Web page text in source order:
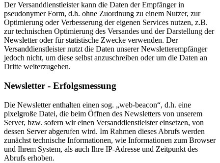
Der Versanddienstleister kann die Daten der Empfänger in
pseudonymer Form, d.h. ohne Zuordnung zu einem Nutzer, zur
Optimierung oder Verbesserung der eigenen Services nutzen, z.B.
zur technischen Optimierung des Versandes und der Darstellung der
Newsletter oder für statistische Zwecke verwenden. Der
Versanddienstleister nutzt die Daten unserer Newsletterempfänger
jedoch nicht, um diese selbst anzuschreiben oder um die Daten an
Dritte weiterzugeben.
Newsletter - Erfolgsmessung
Die Newsletter enthalten einen sog. „web-beacon“, d.h. eine
pixelgroße Datei, die beim Öffnen des Newsletters von unserem
Server, bzw. sofern wir einen Versanddienstleister einsetzen, von
dessen Server abgerufen wird. Im Rahmen dieses Abrufs werden
zunächst technische Informationen, wie Informationen zum Browser
und Ihrem System, als auch Ihre IP-Adresse und Zeitpunkt des
Abrufs erhoben.